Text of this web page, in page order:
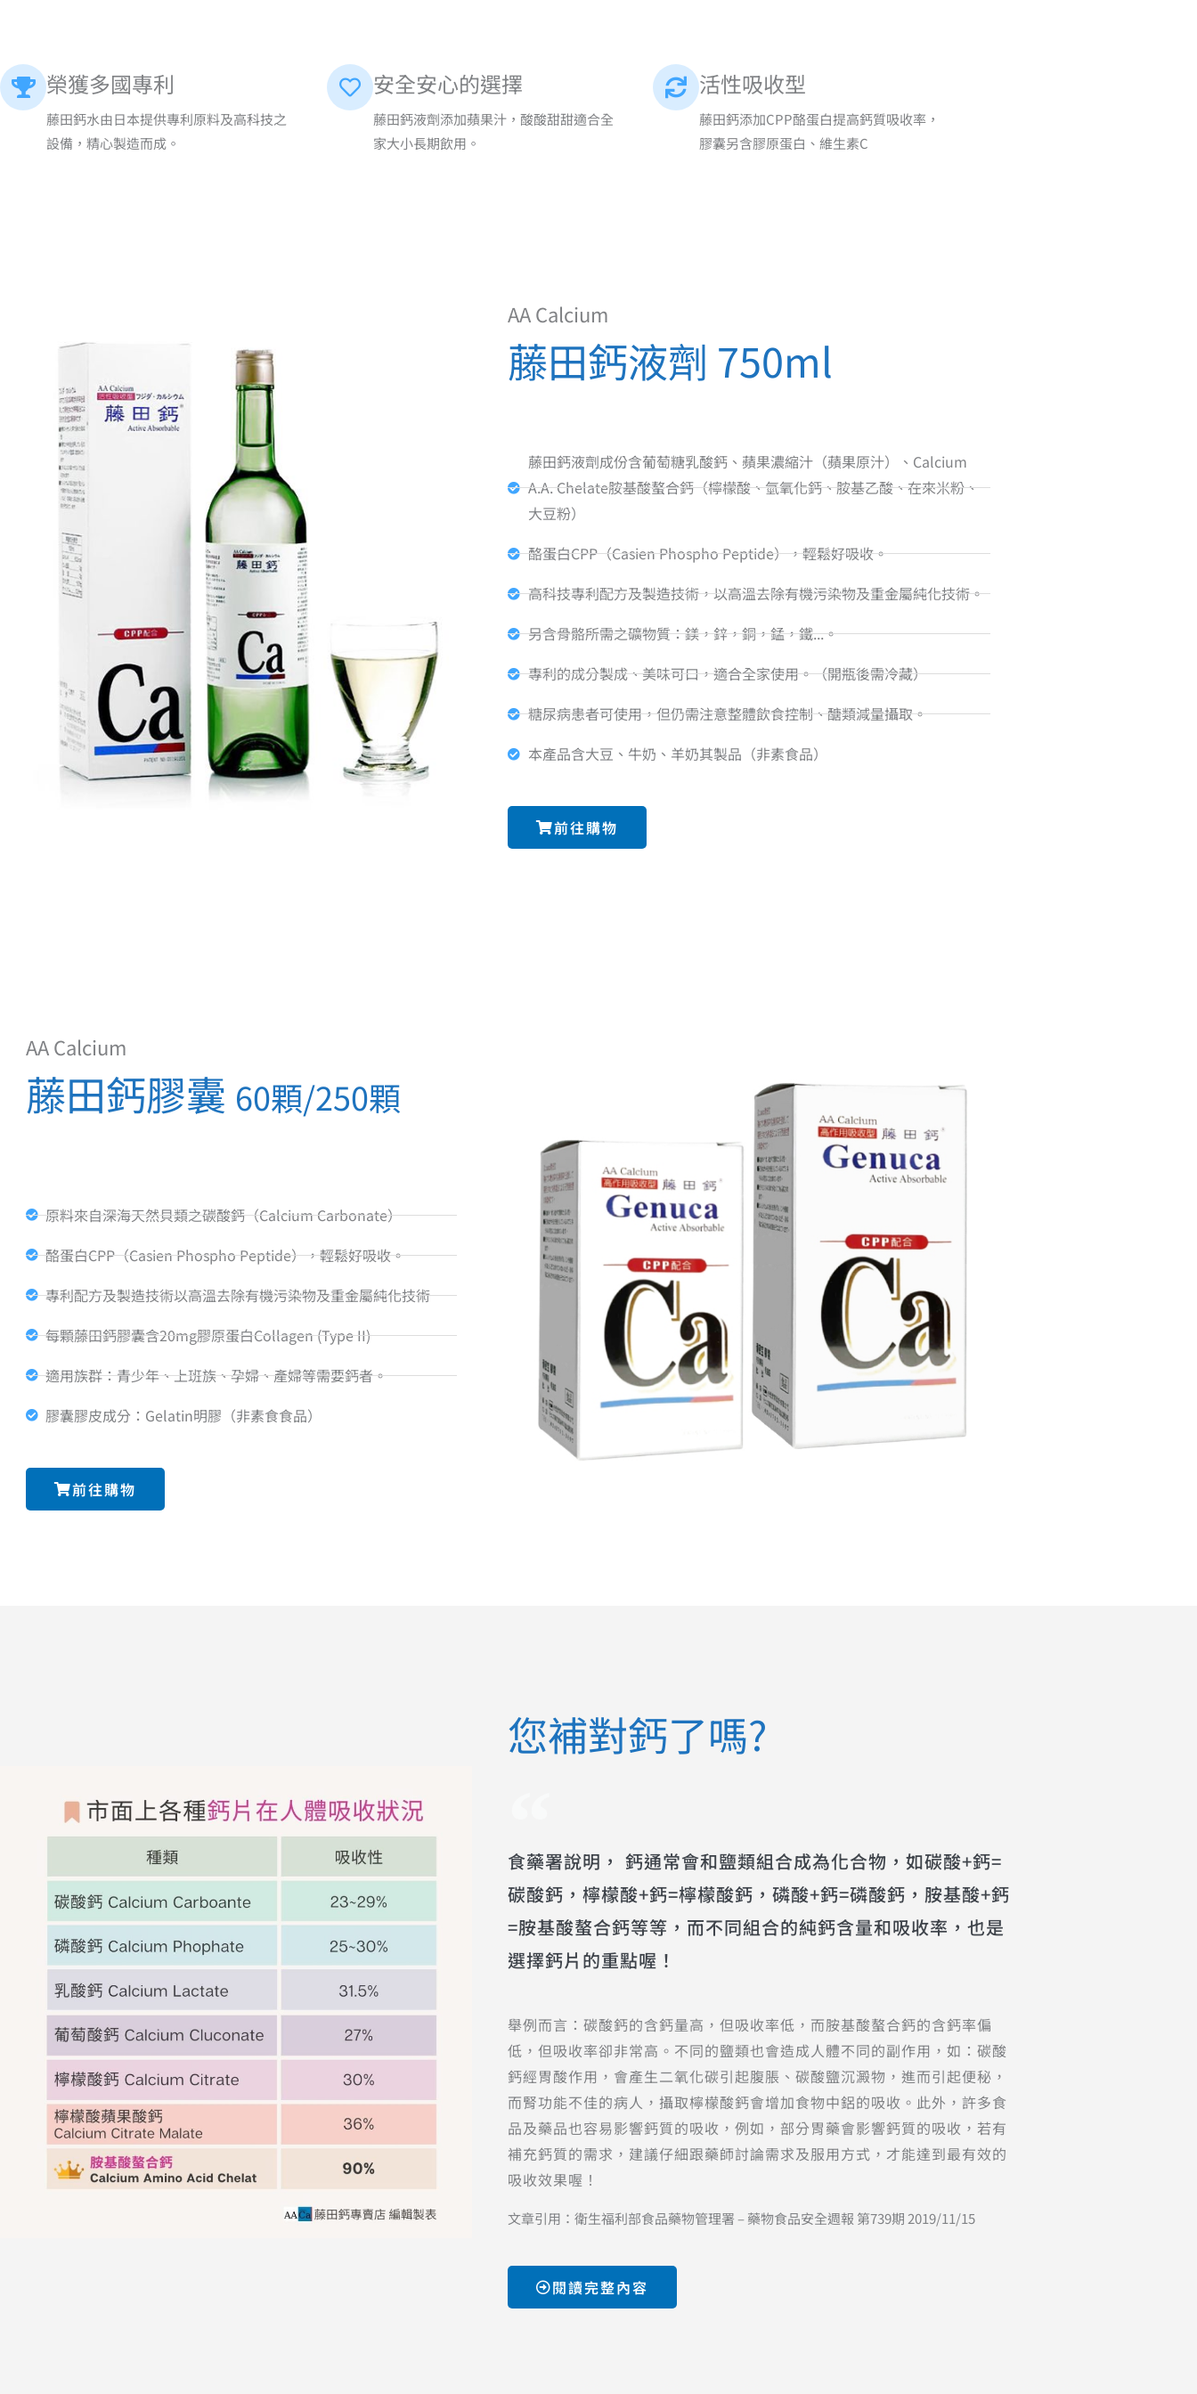
榮獲多國專利
藤田鈣水由日本提供專利原料及高科技之
設備，精心製造而成。
安全安心的選擇
藤田鈣液劑添加蘋果汁，酸酸甜甜適合全
家大小長期飲用。
活性吸收型
藤田鈣添加CPP酪蛋白提高鈣質吸收率，
膠囊另含膠原蛋白、維生素C
AA Calcium
藤田鈣液劑 750ml
藤田鈣液劑成份含葡萄糖乳酸鈣、蘋果濃縮汁（蘋果原汁）、Calcium
A.A. Chelate胺基酸螯合鈣（檸檬酸、氫氧化鈣、胺基乙酸、在來米粉、
大豆粉）
酪蛋白CPP（Casien Phospho Peptide），輕鬆好吸收。
高科技專利配方及製造技術，以高溫去除有機污染物及重金屬純化技術。
另含骨骼所需之礦物質：鎂，鋅，銅，錳，鐵...。
專利的成分製成、美味可口，適合全家使用。（開瓶後需冷藏）
糖尿病患者可使用，但仍需注意整體飲食控制、醣類減量攝取。
本產品含大豆、牛奶、羊奶其製品（非素食品）
前往購物
AA Calcium
藤田鈣膠囊 60顆/250顆
原料來自深海天然貝類之碳酸鈣（Calcium Carbonate）
酪蛋白CPP（Casien Phospho Peptide），輕鬆好吸收。
專利配方及製造技術以高溫去除有機污染物及重金屬純化技術
每顆藤田鈣膠囊含20mg膠原蛋白Collagen (Type II)
適用族群：青少年、上班族、孕婦、產婦等需要鈣者。
膠囊膠皮成分：Gelatin明膠（非素食食品）
前往購物
您補對鈣了嗎?
食藥署說明， 鈣通常會和鹽類組合成為化合物，如碳酸+鈣=
碳酸鈣，檸檬酸+鈣=檸檬酸鈣，磷酸+鈣=磷酸鈣，胺基酸+鈣
=胺基酸螯合鈣等等，而不同組合的純鈣含量和吸收率，也是
選擇鈣片的重點喔！
舉例而言：碳酸鈣的含鈣量高，但吸收率低，而胺基酸螯合鈣的含鈣率偏
低，但吸收率卻非常高。不同的鹽類也會造成人體不同的副作用，如：碳酸
鈣經胃酸作用，會產生二氧化碳引起腹脹、碳酸鹽沉澱物，進而引起便秘，
而腎功能不佳的病人，攝取檸檬酸鈣會增加食物中鋁的吸收。此外，許多食
品及藥品也容易影響鈣質的吸收，例如，部分胃藥會影響鈣質的吸收，若有
補充鈣質的需求，建議仔細跟藥師討論需求及服用方式，才能達到最有效的
吸收效果喔！
文章引用：衛生福利部食品藥物管理署 – 藥物食品安全週報 第739期 2019/11/15
閱讀完整內容